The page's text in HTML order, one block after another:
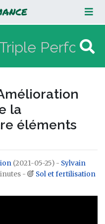
des
la
éléments
(2021-05-25) - Sylvain
- Sol et fertilisation